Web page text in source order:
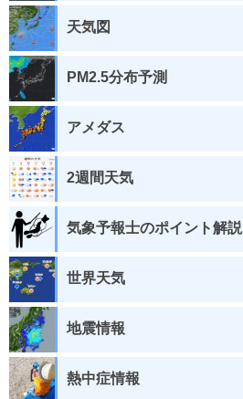
天気図
PM2.5分布予測
アメダス
2週間天気
気象予報士のポイント解説
世界天気
地震情報
熱中症情報